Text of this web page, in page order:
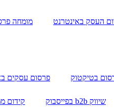
העסק באינטרנט מומחה
בטיקטוק פרסום עסקים
שיווק b2b בפייסבוק קידום